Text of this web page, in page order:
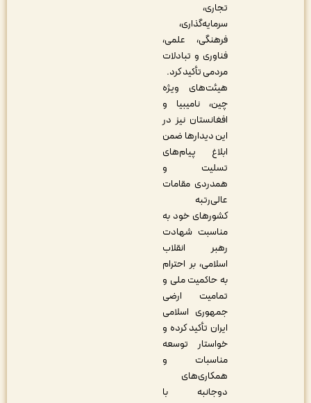
سرمایه‌گذاری،
فرهنگی، علمی،
فناوری و تبادلات
مردمی تأکید کرد.
هیئت‌های ویژه
چین، نامیبیا و
افغانستان نیز در
این دیدارها ضمن
ابلاغ پیام‌های
تسلیت و
همدردی مقامات
عالی‌رتبه
کشورهای خود به
مناسبت شهادت
رهبر انقلاب
اسلامی، بر احترام
به حاکمیت ملی و
تمامیت ارضی
جمهوری اسلامی
ایران تأکید کرده و
خواستار توسعه
مناسبات و
همکاری‌های
دوجانبه با